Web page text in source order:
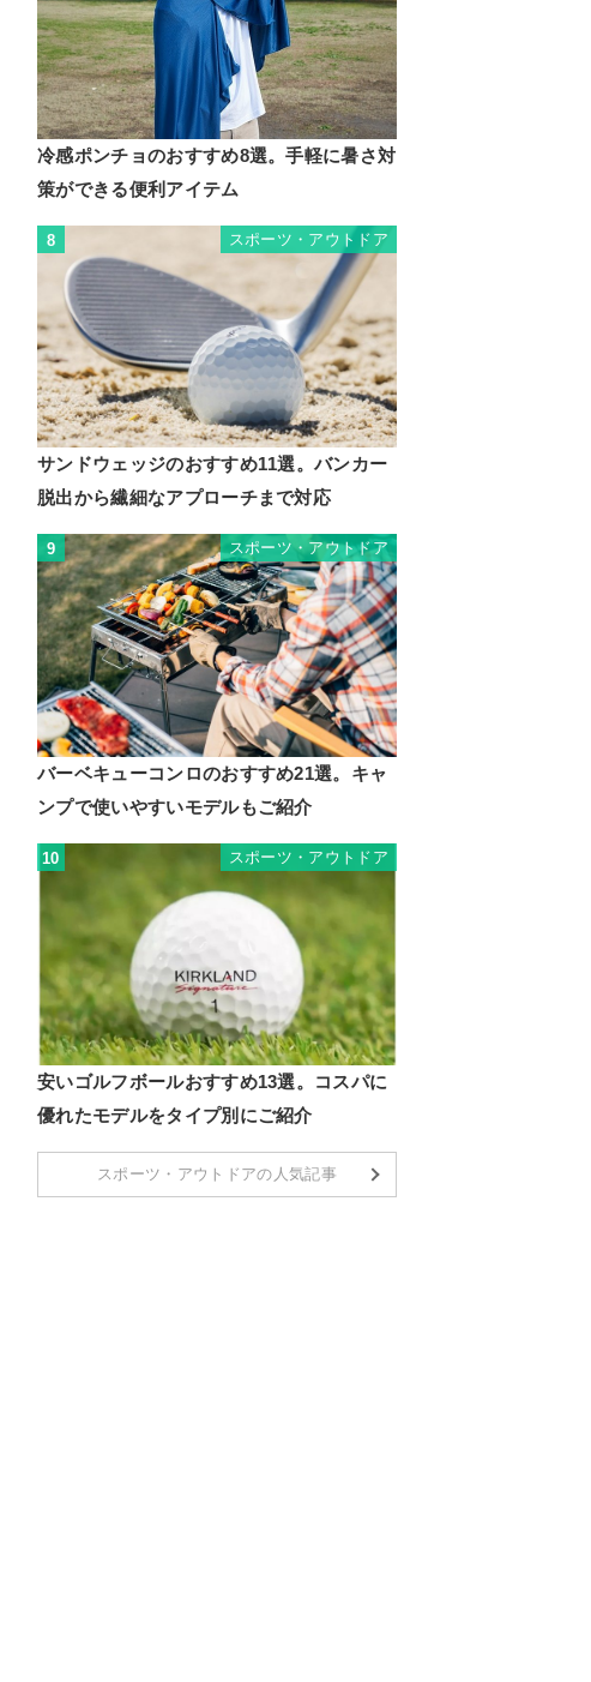
冷感ポンチョのおすすめ8選。手軽に暑さ対
策ができる便利アイテム
8 スポーツ・アウトドア
サンドウェッジのおすすめ11選。バンカー
脱出から繊細なアプローチまで対応
9 スポーツ・アウトドア
バーベキューコンロのおすすめ21選。キャ
ンプで使いやすいモデルもご紹介
10 スポーツ・アウトドア
安いゴルフボールおすすめ13選。コスパに
優れたモデルをタイプ別にご紹介
スポーツ・アウトドアの人気記事